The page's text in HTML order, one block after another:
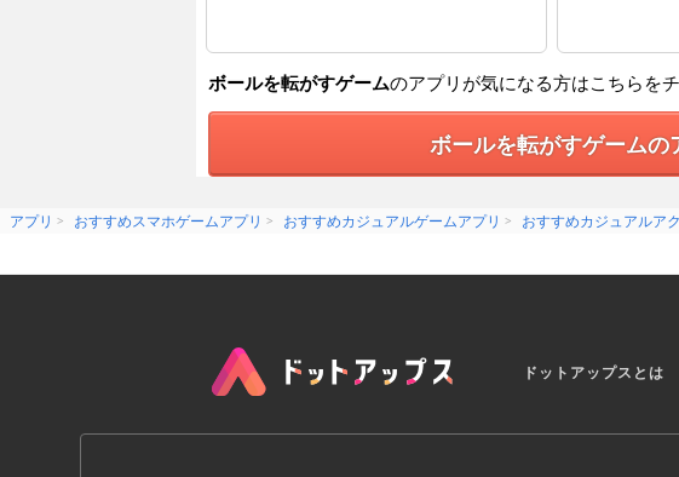
ボールを転がすゲームのアプリが気になる方はこちらを
ボールを転がすゲームの
アプリ おすすめスマホゲームアプリ おすすめカジュアルゲームアプリ おすすめカジュアルア
ドットアップスとは